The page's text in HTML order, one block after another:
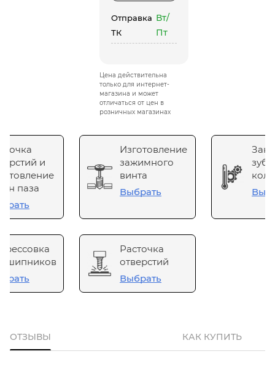
Отправка
ТК
Вт/
Пт
Цена действительна
только для интернет-
магазина и может
отличаться от цен в
розничных магазинах
и
паза
Изготовление
зажимного
винта
Выбрать
Расточка
отверстий
Выбрать
ОТЗЫВЫ КАК КУПИТЬ